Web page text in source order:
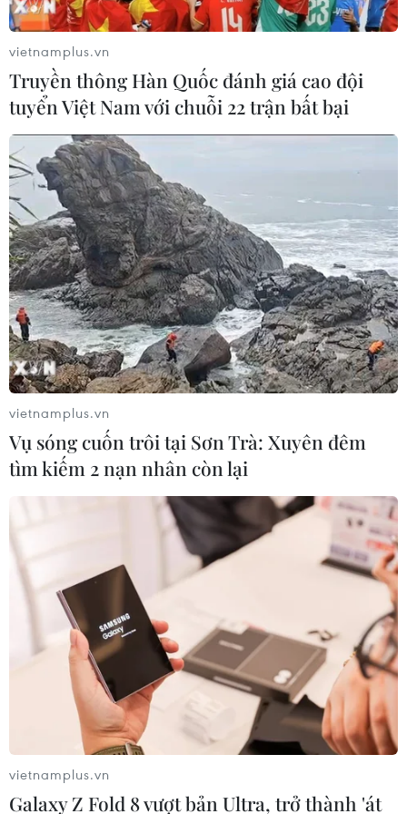
Đề nghị tạm ngừng tổ chức lễ hội ở các địa
phương có dịch COVID-19
29/01/2021 12:24
Bộ Văn hóa, Thể thao và Du lịch đề nghị các địa
phương có dịch COVID-19 tạm ngừng hoạt động tổ
chức lễ hội, hoạt động dịch vụ kinh doanh karaoke, vũ
trường, các hoạt động văn hóa tập trung đông người.
COVID-19 khiến hệ thống rạp chiếu phim
Việt đứng ngồi không yên
06/02/2021 02:53
Do dịch COVID-19 bùng phát trở lại, các rạp chiếu phim
đang đối mặt với tình huống bấp bênh khi chỉ còn 1 tuần
nữa là loạt phim Tết ra mắt (vào ngày Mồng 1 Tết
Nguyên đán).
vietnamplus.vn
Truyền thông Hàn Quốc đánh giá cao đội
tuyển Việt Nam với chuỗi 22 trận bất bại
vietnamplus.vn
Vụ sóng cuốn trôi tại Sơn Trà: Xuyên đêm
tìm kiếm 2 nạn nhân còn lại
vietnamplus.vn
Galaxy Z Fold 8 vượt bản Ultra, trở thành 'át